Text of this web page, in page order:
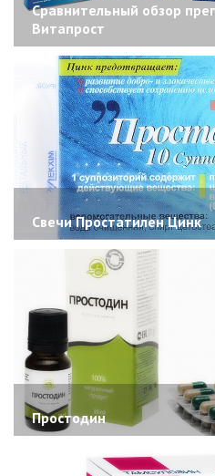
Сравнительный обзор
Витапрост
Свечи Простатилен Цинк
Простодин